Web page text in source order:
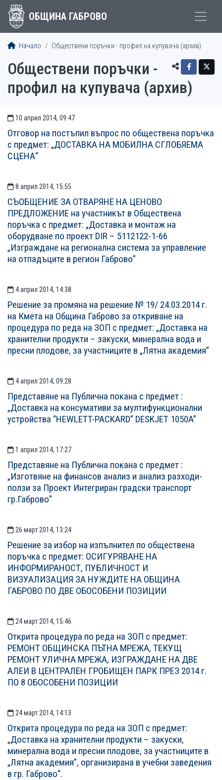
ОБЩИНА ГАБРОВО
Начало Обществени поръчки - профил на купувача (архив)
Обществени поръчки -
профил на купувача (архив)
ОБЯВИ И СЪОБЩЕНИЯ
10 април 2014, 09:47
Отговор на постъпил въпрос по обществена поръчка
с предмет: „ДОСТАВКА НА МОБИЛНА СГЛОБЯЕМА
СЦЕНА“
8 април 2014, 15:55
СЪОБЩЕНИЕ ЗА ОТВАРЯНЕ НА ЦЕНОВО
ПРЕДЛОЖЕНИЕ на участникът в Обществена
поръчка с предмет: „Доставка и монтаж на
оборудване по проект DIR – 5112122-1-66
„Изграждане на регионална система за управление
на отпадъците в регион Габрово”
4 април 2014, 14:38
Решение за промяна на решение № 19/ 24.03.2014 г.
на Кмета на Община Габрово за откриване на
процедура по реда на ЗОП с предмет: „Доставка на
хранителни продукти – закуски, минерална вода и
пресни плодове, за участниците в „Лятна академия”
4 април 2014, 09:28
Представяне на Публична покана с предмет :
„Доставка на консумативи за мултифункционални
устройства “HEWLETT-PACKARD” DESKJET 1050A”
1 април 2014, 17:27
Представяне на Публична покана с предмет :
„Изготвяне на финансов анализ и анализ разходи-
ползи за Проект Интегриран градски транспорт
гр.Габрово"
26 март 2014, 13:24
Решение за избор на изпълнител по обществена
поръчка с предмет: ОСИГУРЯВАНЕ НА
ИНФОРМИРАНОСТ, ПУБЛИЧНОСТ И
ВИЗУАЛИЗАЦИЯ ЗА НУЖДИТЕ НА ОБЩИНА
ГАБРОВО ПО ДВЕ ОБОСОБЕНИ ПОЗИЦИИ
24 март 2014, 15:46
Открита процедура по реда на ЗОП с предмет:
РЕМОНТ ОБЩИНСКА ПЪТНА МРЕЖА, ТЕКУЩ
РЕМОНТ УЛИЧНА МРЕЖА, ИЗГРАЖДАНЕ НА ДВЕ
АЛЕИ В ЦЕНТРАЛЕН ГРОБИЩЕН ПАРК ПРЕЗ 2014 г.
ПО 8 ОБОСОБЕНИ ПОЗИЦИИ
24 март 2014, 14:13
Открита процедура по реда на ЗОП с предмет:
„Доставка на хранителни продукти – закуски,
минерална вода и пресни плодове, за участниците в
„Лятна академия”, организирана в учебни заведения
в гр. Габрово“.